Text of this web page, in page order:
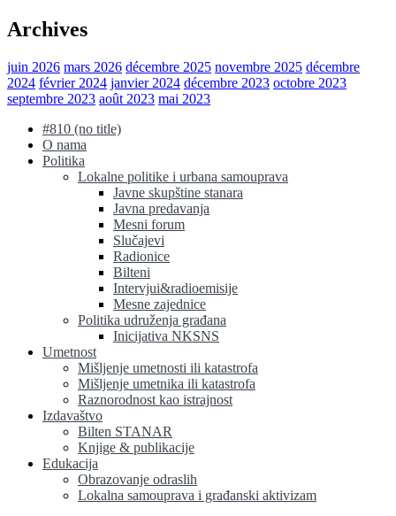
Archives
juin 2026 mars 2026 décembre 2025 novembre 2025 décembre
2024 février 2024 janvier 2024 décembre 2023 octobre 2023
septembre 2023 août 2023 mai 2023
#810 (no title)
O nama
Politika
Lokalne politike i urbana samouprava
Javne skupštine stanara
Javna predavanja
Mesni forum
Slučajevi
Radionice
Bilteni
Intervjui&radioemisije
Mesne zajednice
Politika udruženja građana
Inicijativa NKSNS
Umetnost
Mišljenje umetnosti ili katastrofa
Mišljenje umetnika ili katastrofa
Raznorodnost kao istrajnost
Izdavaštvo
Bilten STANAR
Knjige & publikacije
Edukacija
Obrazovanje odraslih
Lokalna samouprava i građanski aktivizam